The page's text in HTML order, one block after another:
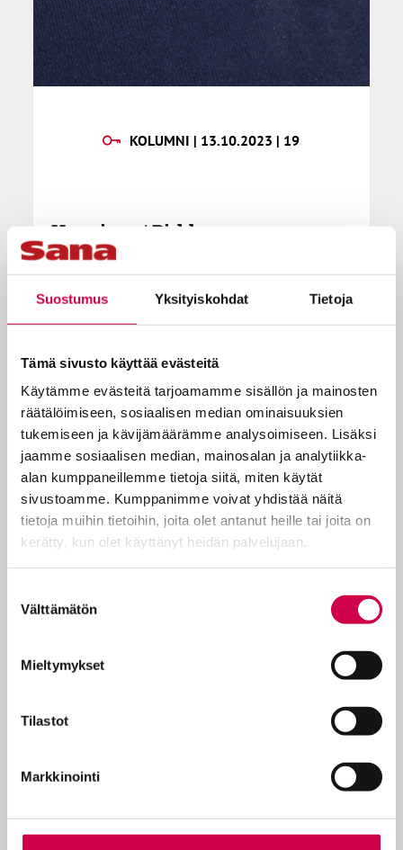
Suostumus Yksityiskohdat Tietoja
Tämä sivusto käyttää evästeitä
Käytämme evästeitä tarjoamamme sisällön ja mainosten
räätälöimiseen, sosiaalisen median ominaisuuksien
tukemiseen ja kävijämäärämme analysoimiseen. Lisäksi
jaamme sosiaalisen median, mainosalan ja analytiikka-
alan kumppaneillemme tietoja siitä, miten käytät
sivustoamme. Kumppanimme voivat yhdistää näitä
tietoja muihin tietoihin, joita olet antanut heille tai joita on
kerätty, kun olet käyttänyt heidän palvelujaan.
valinta
Välttämätön
Mieltymykset
Tilastot
Markkinointi
KOLUMNI | 13.10.2023 | 19
Huovinen | Pirkko
Hän oli syntyjään kurikkalainen.
1950-luvulla muiden muassa Kalevi
Kivistöä, myöhempää maaherraa, ja Jorma
Laulajaa, josta tuli aikanaan Lapuan piispa.
Kurikasta Pirkko Hakola muutti Helsinkiin.
Kerrottiin, että…
KOKEILE KUUKAUSI
Tutustu Sanan digitilaukseen
Tilaa Sana